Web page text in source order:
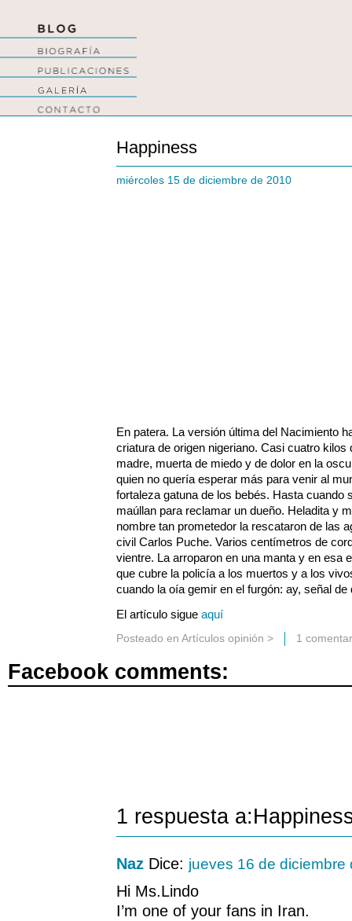
Happiness
miércoles 15 de diciembre de 2010
En patera. La versión última del Nacimiento
criatura de origen nigeriano. Casi cuatro
madre, muerta de miedo y de dolor en la
quien no quería esperar más para venir al
fortaleza gatuna de los bebés. Hasta cuando
maúllan para reclamar un dueño. Heladita y
nombre tan prometedor la rescataron de las
civil Carlos Puche. Varios centímetros de
vientre. La arroparon en una manta y en esa
que cubre la policía a los muertos y a los
cuando la oía gemir en el furgón: ay, señal de
El artículo sigue aquí
Posteado en Artículos opinión > 1
Facebook comments:
1 respuesta
Naz Dice: jueves 16 de diciembre
Hi Ms.Lindo
I’m one of your fans in Iran.